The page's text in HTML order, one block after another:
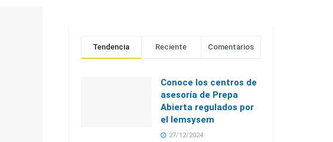
Tendencia Reciente Comentarios
Conoce los centros de
asesoría de Prepa
Abierta regulados por
el Iemsysem
27/12/2024